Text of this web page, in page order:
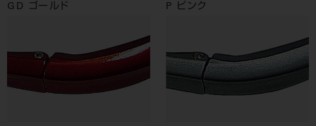
GD ゴールド P ピンク